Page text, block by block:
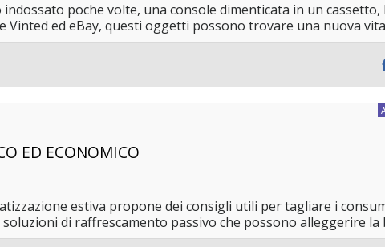
poche volte, una console dimenticata in un
ed eBay, questi oggetti possono trovare una nuova
ED ECONOMICO
estiva propone dei consigli utili per tagliare i
di raffrescamento passivo che possono alleggerire la